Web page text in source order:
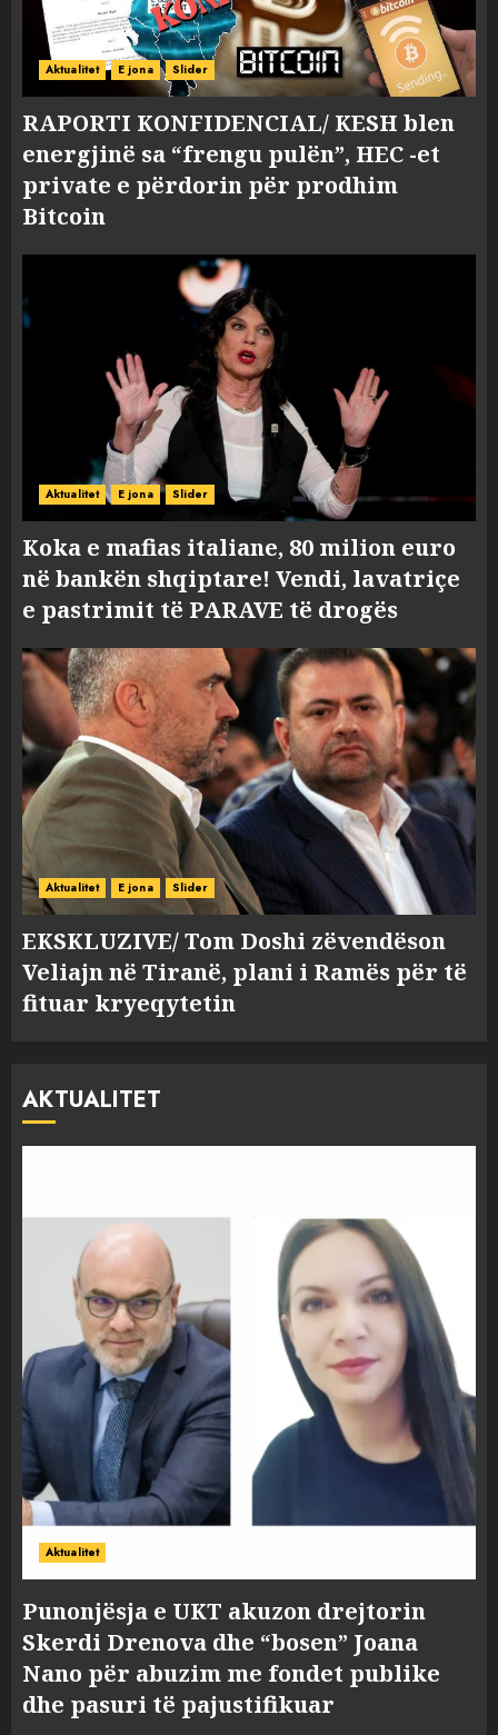
Aktualitet E jona Slider
RAPORTI KONFIDENCIAL/ KESH blen
energjinë sa “frengu pulën”, HEC -et
private e përdorin për prodhim
Bitcoin
Aktualitet E jona Slider
Koka e mafias italiane, 80 milion euro
në bankën shqiptare! Vendi, lavatriçe
e pastrimit të PARAVE të drogës
Aktualitet E jona Slider
EKSKLUZIVE/ Tom Doshi zëvendëson
Veliajn në Tiranë, plani i Ramës për të
fituar kryeqytetin
AKTUALITET
Aktualitet
Punonjësja e UKT akuzon drejtorin
Skerdi Drenova dhe “bosen” Joana
Nano për abuzim me fondet publike
dhe pasuri të pajustifikuar